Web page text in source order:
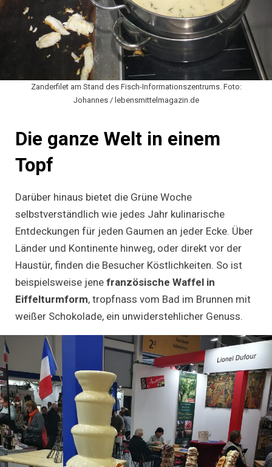
Zanderfilet am Stand des Fisch-Informationszentrums. Foto:
Johannes / lebensmittelmagazin.de
Die ganze Welt in einem
Topf
Darüber hinaus bietet die Grüne Woche
selbstverständlich wie jedes Jahr kulinarische
Entdeckungen für jeden Gaumen an jeder Ecke. Über
Länder und Kontinente hinweg, oder direkt vor der
Haustür, finden die Besucher Köstlichkeiten. So ist
beispielsweise jene französische Waffel in
Eiffelturmform, tropfnass vom Bad im Brunnen mit
weißer Schokolade, ein unwiderstehlicher Genuss.